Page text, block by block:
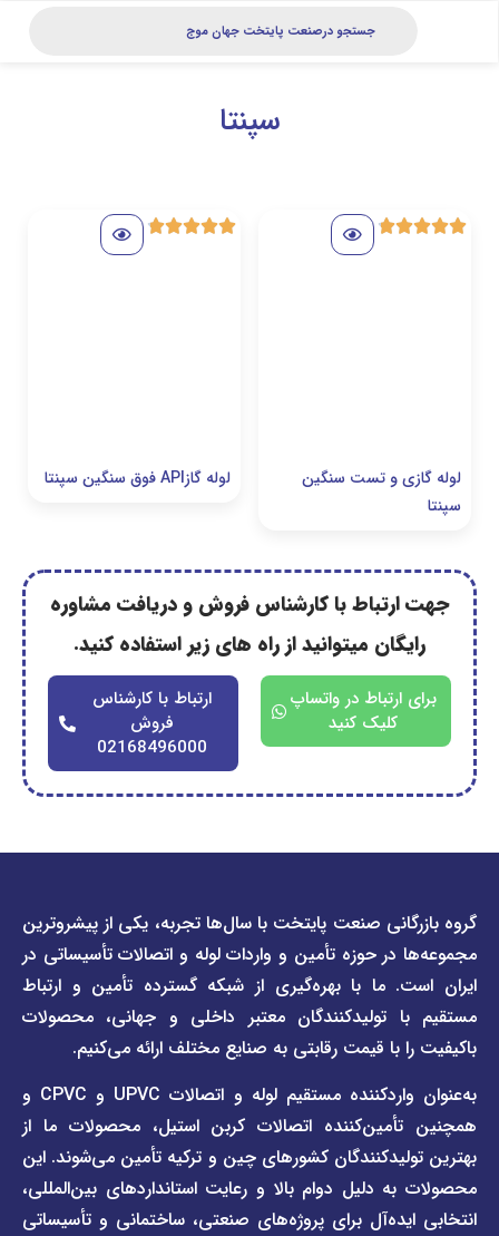
و تست سنگین لوله گازAPI فوق سنگین سپنتا
با کارشناس فروش و دریافت مشاوره
میتوانید از راه های زیر استفاده کنید.
ارتباط با کارشناس
02168496000
در واتساپ
کلیک کنید
صنعت پایتخت با سال‌ها تجربه، یکی از پیشروترین
حوزه تأمین و واردات لوله و اتصالات تأسیساتی در
ما با بهره‌گیری از شبکه گسترده تأمین و ارتباط
تولیدکنندگان معتبر داخلی و جهانی، محصولات
با قیمت رقابتی به صنایع مختلف ارائه می‌کنیم.
به‌عنوان واردکننده مستقیم لوله و اتصالات UPVC و CPVC و
اتصالات کربن استیل، محصولات ما از
کشورهای چین و ترکیه تأمین می‌شوند. این
دلیل دوام بالا و رعایت استانداردهای بین‌المللی،
برای پروژه‌های صنعتی، ساختمانی و تأسیساتی
دسترسی
سریع
صفحه
لیست
قیمت
صفحه
برند
صفحه
برند
فاراب
دسترسی
سریع
درباره
ما
قوانین
و
مقررات
وبلاگ
خبری